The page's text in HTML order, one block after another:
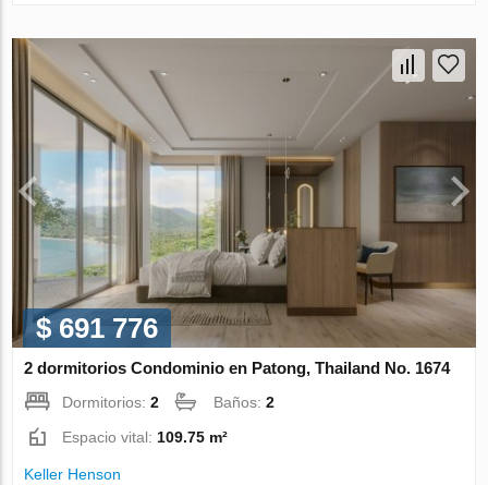
$ 691 776
2 dormitorios Condominio en Patong, Thailand No. 1674
Dormitorios:2 Baños:2
Espacio vital: 109.75 m²
Keller Henson